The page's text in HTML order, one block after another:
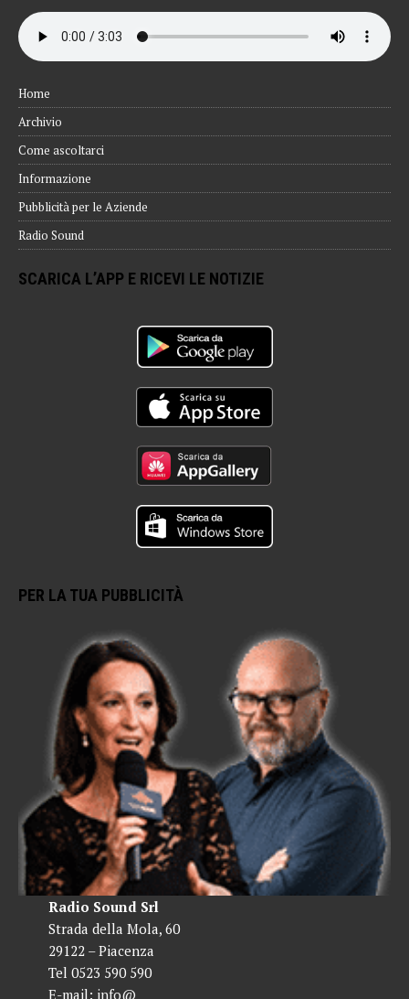
Home
Archivio
Come ascoltarci
Informazione
Pubblicità per le Aziende
Radio Sound
SCARICA L’APP E RICEVI LE NOTIZIE
PER LA TUA PUBBLICITÀ
Radio Sound Srl
Strada della Mola, 60
29122 – Piacenza
Tel 0523 590 590
E-mail: info@